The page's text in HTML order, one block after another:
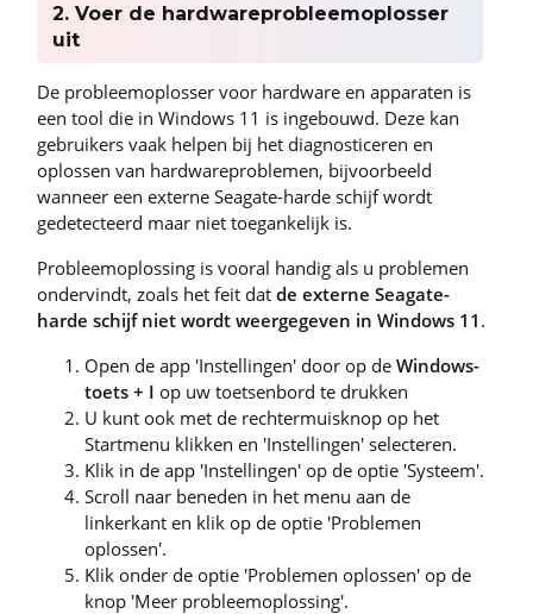
2. Voer de hardwareprobleemoplosser
uit
De probleemoplosser voor hardware en apparaten is
een tool die in Windows 11 is ingebouwd. Deze kan
gebruikers vaak helpen bij het diagnosticeren en
oplossen van hardwareproblemen, bijvoorbeeld
wanneer een externe Seagate-harde schijf wordt
gedetecteerd maar niet toegankelijk is.
Probleemoplossing is vooral handig als u problemen
ondervindt, zoals het feit dat de externe Seagate-
harde schijf niet wordt weergegeven in Windows 11 .
Open de app 'Instellingen' door op de Windows-
toets + I op uw toetsenbord te drukken
U kunt ook met de rechtermuisknop op het
Startmenu klikken en 'Instellingen' selecteren.
Klik in de app 'Instellingen' op de optie 'Systeem'.
Scroll naar beneden in het menu aan de
linkerkant en klik op de optie 'Problemen
oplossen'.
Klik onder de optie 'Problemen oplossen' op de
knop 'Meer probleemoplossing'.